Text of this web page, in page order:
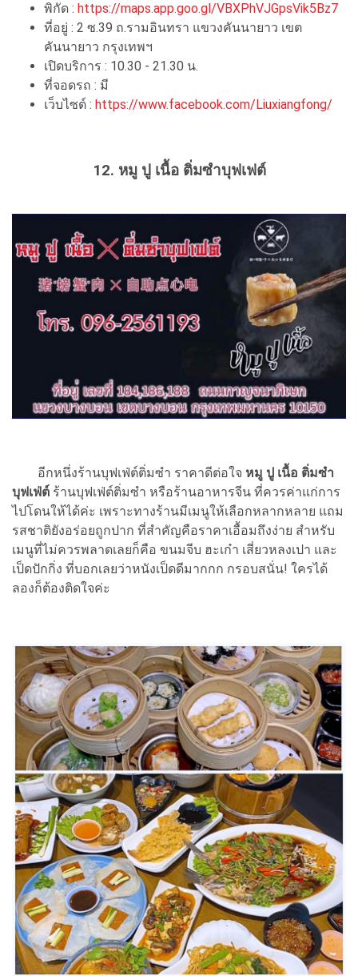
พิกัด : https://maps.app.goo.gl/VBXPhVJGpsVik5Bz7
ที่อยู่ : 2 ซ.39 ถ.รามอินทรา แขวงคันนายาว เขต
คันนายาว กรุงเทพฯ
เปิดบริการ : 10.30 - 21.30 น.
ที่จอดรถ : มี
เว็บไซต์ : https://www.facebook.com/Liuxiangfong/
12. หมู ปู เนื้อ ติ่มซำบุฟเฟต์
อีกหนึ่งร้านบุฟเฟ่ต์ติ่มซำ ราคาดีต่อใจ หมู ปู เนื้อ ติ่มซำ
บุฟเฟ่ต์ ร้านบุฟเฟ่ต์ติ่มซำ หรือร้านอาหารจีน ที่ควรค่าแก่การ
ไปโดนให้ได้ค่ะ เพราะทางร้านมีเมนูให้เลือกหลากหลาย แถม
รสชาติยังอร่อยถูกปาก ที่สำคัญคือราคาเอื้อมถึงง่าย สำหรับ
เมนูที่ไม่ควรพลาดเลยก็คือ ขนมจีบ ฮะเก๋า เสี่ยวหลงเปา และ
เป็ดปักกิ่ง ที่บอกเลยว่าหนังเป็ดดีมากกก กรอบสนั่น! ใครได้
ลองก็ต้องติดใจค่ะ